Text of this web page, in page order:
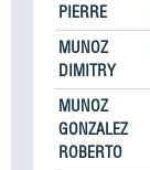
PIERRE
MUNOZ
DIMITRY
MUNOZ
GONZALEZ
ROBERTO